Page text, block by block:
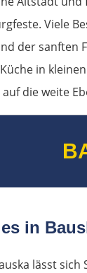
Viele
der sanften
in
die weite
in
lässt